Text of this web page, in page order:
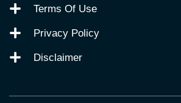
Terms Of Use
Privacy Policy
Disclaimer